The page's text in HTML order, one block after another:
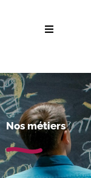
Nos métiers